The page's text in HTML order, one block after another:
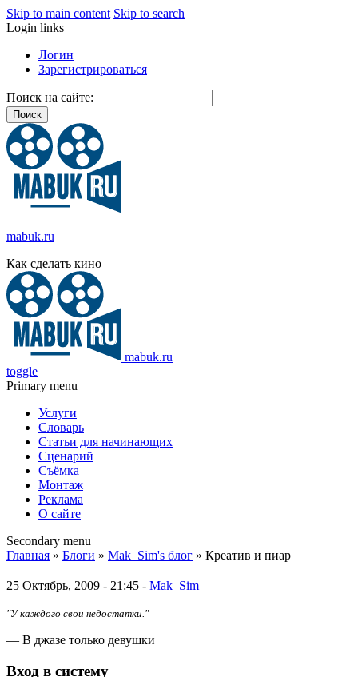
Skip to main content Skip to search
Login links
Логин
Зарегистрироваться
Поиск на сайте:
mabuk.ru
Как сделать кино
mabuk.ru
toggle
Primary menu
Услуги
Словарь
Статьи для начинающих
Сценарий
Съёмка
Монтаж
Реклама
О сайте
Secondary menu
Главная » Блоги » Mak_Sim's блог » Креатив и пиар
25 Октябрь, 2009 - 21:45 - Mak_Sim
"У каждого свои недостатки."
— В джазе только девушки
Вход в систему